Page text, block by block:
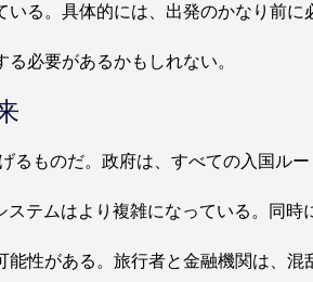
る。具体的には、出発のかなり前に
必要があるかもしれない。
ものだ。政府は、すべての入国ルー
テムはより複雑になっている。同
性がある。旅行者と金融機関は、混